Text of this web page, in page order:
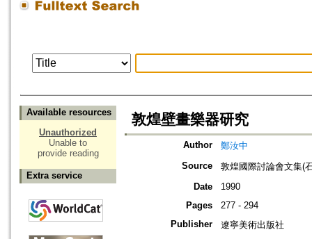
Available resources
Unauthorized
Unable to
provide reading
Extra service
敦煌壁畫樂器研究
Author
鄭汝中
Source
敦煌國際討論會文集(
Date
1990
Pages
277 - 294
Publisher
遼寧美術出版社